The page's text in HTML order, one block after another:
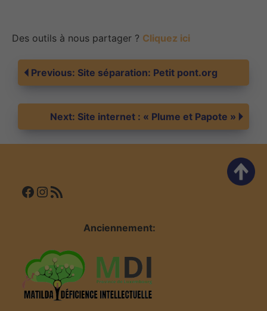
Des outils à nous partager ? Cliquez ici
Navigation
de
l’article
Previous: Site séparation: Petit pont.org
Next: Site internet : « Plume et Papote »
Facebook InstagramFlux RSS
Anciennement: